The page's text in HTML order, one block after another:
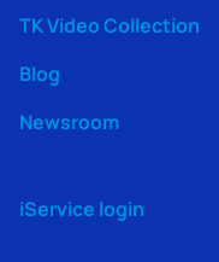
TK Video Collection
Blog
Newsroom
iService login